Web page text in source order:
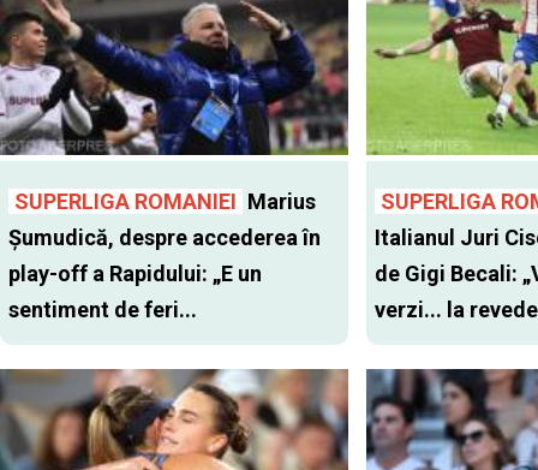
SUPERLIGA ROMANIEI Marius
Șumudică, despre accederea în
play-off a Rapidului: „E un
sentiment de feri...
SUPERLIGA
Italianul Juri
de Gigi Becali:
verzi... la